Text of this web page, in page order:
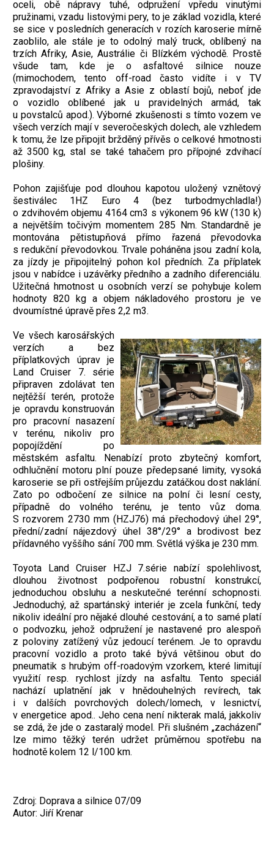
oceli, obě nápravy tuhé, odpružení vpředu vinutými
pružinami, vzadu listovými pery, to je základ vozidla, které
se sice v posledních generacích v rozích karoserie mírně
zaoblilo, ale stále je to odolný malý truck, oblíbený na
trzích Afriky, Asie, Austrálie či Blízkém východě. Prostě
všude tam, kde je o asfaltové silnice nouze
(mimochodem, tento off-road často vidíte i v TV
zpravodajství z Afriky a Asie z oblastí bojů, neboť jde
o vozidlo oblíbené jak u pravidelných armád, tak
u povstalců apod.). Výborné zkušenosti s tímto vozem ve
všech verzích mají v severočeských dolech, ale vzhledem
k tomu, že lze připojit bržděný přívěs o celkové hmotnosti
až 3500 kg, stal se také tahačem pro přípojné zdvihací
plošiny.
Pohon zajišťuje pod dlouhou kapotou uložený vznětový
šestiválec 1HZ Euro 4 (bez turbodmychladla!)
o zdvihovém objemu 4164 cm3 s výkonem 96 kW (130 k)
a největším točivým momentem 285 Nm. Standardně je
montována pětistupňová přímo řazená převodovka
s redukční převodovkou. Trvale poháněna jsou zadní kola,
za jízdy je připojitelný pohon kol předních. Za příplatek
jsou v nabídce i uzávěrky předního a zadního diferenciálu.
Užitečná hmotnost u osobních verzí se pohybuje kolem
hodnoty 820 kg a objem nákladového prostoru je ve
dvoumístné úpravě přes 2,2 m3.
Ve všech karosářských
verzích a bez
příplatkových úprav je
Land Cruiser 7. série
připraven zdolávat ten
nejtěžší terén, protože
je opravdu konstruován
pro pracovní nasazení
v terénu, nikoliv pro
popojíždění po
městském asfaltu. Nenabízí proto zbytečný komfort,
odhlučnění motoru plní pouze předepsané limity, vysoká
karoserie se při ostřejším průjezdu zatáčkou dost naklání.
Zato po odbočení ze silnice na polní či lesní cesty,
případně do volného terénu, je tento vůz doma.
S rozvorem 2730 mm (HZJ76) má přechodový úhel 29°,
přední/zadní nájezdový úhel 38°/29° a brodivost bez
přídavného vyššího sání 700 mm. Světlá výška je 230 mm.
Toyota Land Cruiser HZJ 7.série nabízí spolehlivost,
dlouhou životnost podpořenou robustní konstrukcí,
jednoduchou obsluhu a neskutečné terénní schopnosti.
Jednoduchý, až spartánský interiér je zcela funkční, tedy
nikoliv ideální pro nějaké dlouhé cestování, a to samé platí
o podvozku, jehož odpružení je nastavené pro alespoň
z poloviny zatížený vůz jedoucí terénem. Je to opravdu
pracovní vozidlo a proto také bývá většinou obut do
pneumatik s hrubým off-roadovým vzorkem, které limitují
využití resp. rychlost jízdy na asfaltu. Tento speciál
nachází uplatnění jak v hnědouhelných revírech, tak
i v dalších povrchových dolech/lomech, v lesnictví,
v energetice apod.. Jeho cena není nikterak malá, jakkoliv
se zdá, že jde o zastaralý model. Při slušném „zacházení“
lze mimo těžký terén udržet průměrnou spotřebu na
hodnotě kolem 12 l/100 km.
Zdroj: Doprava a silnice 07/09
Autor: Jiŕí Krenar